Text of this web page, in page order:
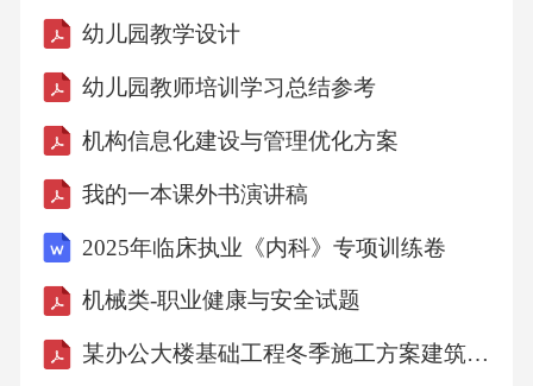
（2）爱护幼儿园的玩具，不与人争抢，能将玩
具归类收好;
（3）学会用语言表达自己的意愿；
（4）学习看书的正确方式，培养幼儿良好的前
阅读习惯。
3、深入实践园本课程，将主题探究活动与区域
活动结合进行,
幼儿园教学设计
幼儿园教师培训学习总结参考
机构信息化建设与管理优化方案
我的一本课外书演讲稿
2025年临床执业《内科》专项训练卷
机械类-职业健康与安全试题
某办公大楼基础工程冬季施工方案建筑施工资料